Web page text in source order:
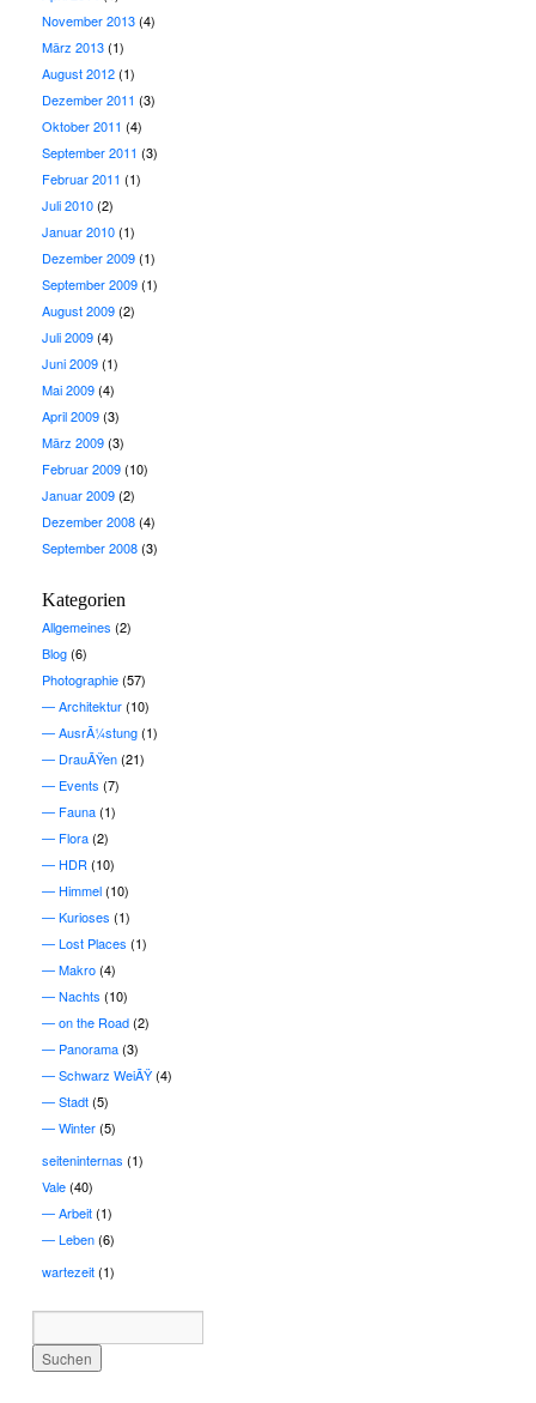
November 2013(4)
März 2013(1)
August 2012(1)
Dezember 2011 (3)
Oktober 2011 (4)
September 2011 (3)
Februar 2011 (1)
Juli 2010(2)
Januar 2010(1)
Dezember 2009(1)
September 2009(1)
August 2009(2)
Juli 2009(4)
Juni 2009(1)
Mai 2009(4)
April 2009(3)
März 2009(3)
Februar 2009(10)
Januar 2009(2)
Dezember 2008(4)
September 2008(3)
Kategorien
Allgemeines (2)
Blog(6)
Photographie(57)
Architektur(10)
AusrÃ¼stung(1)
DrauÃŸen(21)
Events (7)
Fauna(1)
Flora(2)
HDR (10)
Himmel(10)
Kurioses (1)
Lost Places (1)
Makro(4)
Nachts (10)
on the Road(2)
Panorama(3)
Schwarz WeiÃŸ(4)
Stadt(5)
Winter(5)
seiteninternas (1)
Vale(40)
Arbeit(1)
Leben(6)
wartezeit(1)